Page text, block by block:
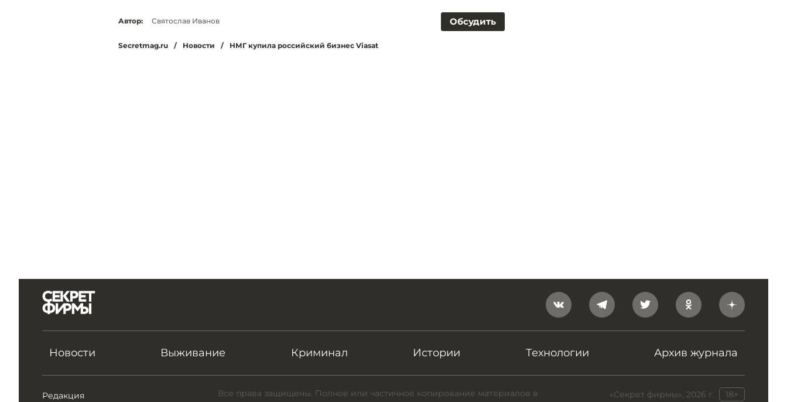
Обсудить
Автор: Святослав Иванов
Secretmag.ru / Новости / НМГ купила российский бизнес Viasat
Новости Выживание Криминал Истории Технологии Архив журнала
Редакция «Секрет фирмы», 2026 г. 18+
Все права защищены. Полное или частичное копирование материалов в